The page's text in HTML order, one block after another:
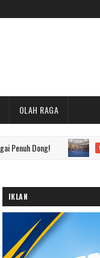
OLAH RAGA
UTAMA
IKLAN